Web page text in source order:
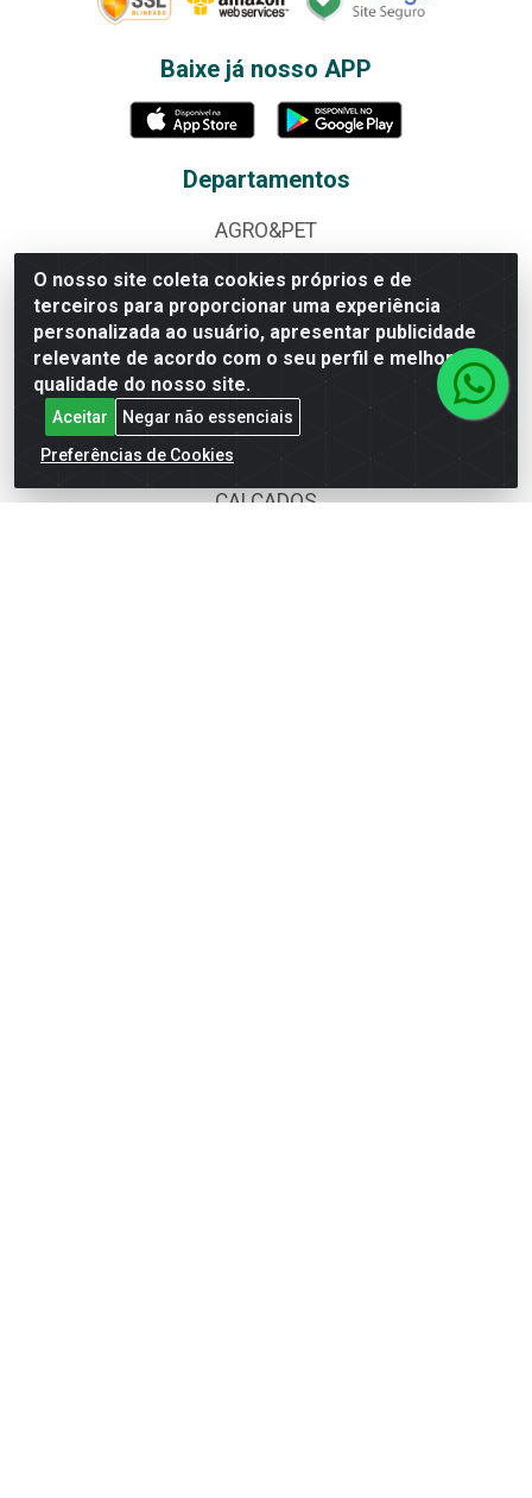
O nosso site coleta cookies próprios e de
terceiros para proporcionar uma experiência
personalizada ao usuário, apresentar publicidade
relevante de acordo com o seu perfil e melhorar a
qualidade do nosso site.
Aceitar
Negar não essenciais
Preferências de Cookies
Baixe já nosso APP
Departamentos
AGRO&PET
ALBUNS E FIGURINHAS
ALIMENTOS
BAZAR
BEBIDAS
BOMBONIERE
CALÇADOS